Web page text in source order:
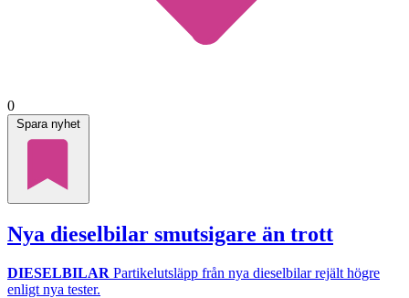
0
Spara nyhet
Nya dieselbilar smutsigare än trott
DIESELBILAR Partikelutsläpp från nya dieselbilar rejält högre
enligt nya tester.